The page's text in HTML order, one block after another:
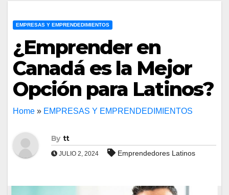
EMPRESAS Y EMPRENDEDIMIENTOS
¿Emprender en
Canadá es la Mejor
Opción para Latinos?
Home » EMPRESAS Y EMPRENDEDIMIENTOS
By tt
JULIO 2, 2024 Emprendedores Latinos